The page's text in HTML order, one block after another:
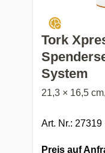
Tork
System
21,3 × 16,5
Art. Nr.: 27319
Preis auf